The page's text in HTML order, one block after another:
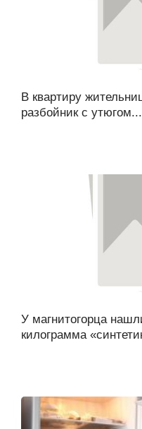
В квартиру
разбойник с утюгом...
У магнитогорца
килограмма